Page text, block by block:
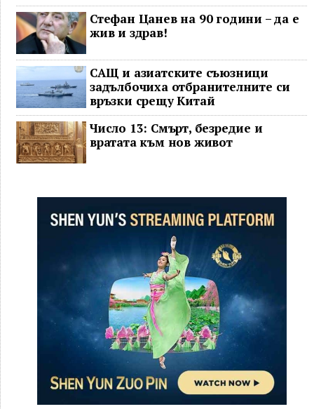
Стефан Цанев на 90 години – да е
жив и здрав!
САЩ и азиатските съюзници
задълбочиха отбранителните си
връзки срещу Китай
Число 13: Смърт, безредие и
вратата към нов живот